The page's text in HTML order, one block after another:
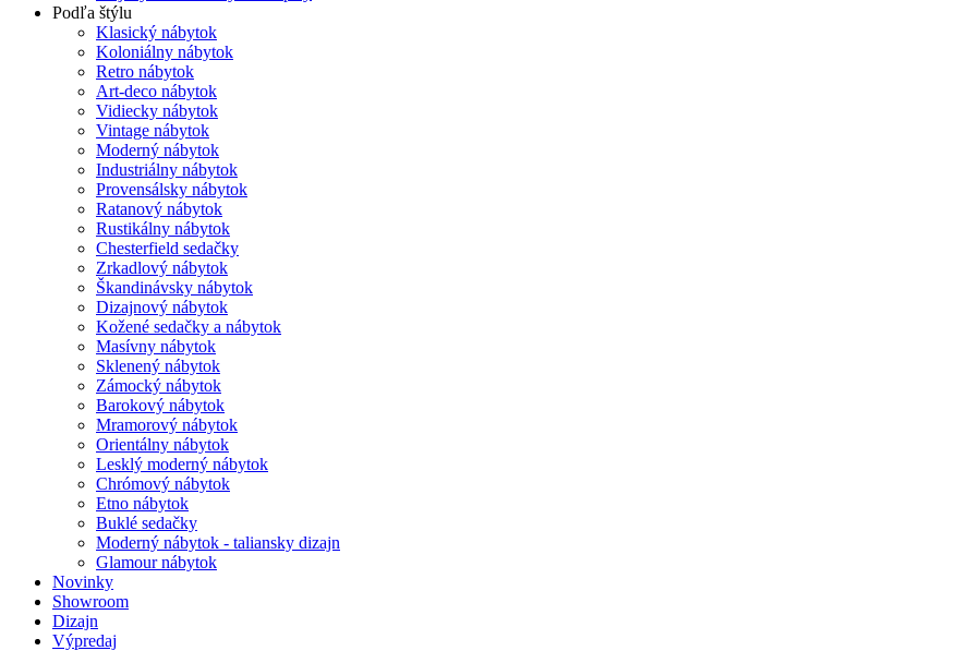
Podľa štýlu
Klasický nábytok
Koloniálny nábytok
Retro nábytok
Art-deco nábytok
Vidiecky nábytok
Vintage nábytok
Moderný nábytok
Industriálny nábytok
Provensálsky nábytok
Ratanový nábytok
Rustikálny nábytok
Chesterfield sedačky
Zrkadlový nábytok
Škandinávsky nábytok
Dizajnový nábytok
Kožené sedačky a nábytok
Masívny nábytok
Sklenený nábytok
Zámocký nábytok
Barokový nábytok
Mramorový nábytok
Orientálny nábytok
Lesklý moderný nábytok
Chrómový nábytok
Etno nábytok
Buklé sedačky
Moderný nábytok - taliansky dizajn
Glamour nábytok
Novinky
Showroom
Dizajn
Výpredaj